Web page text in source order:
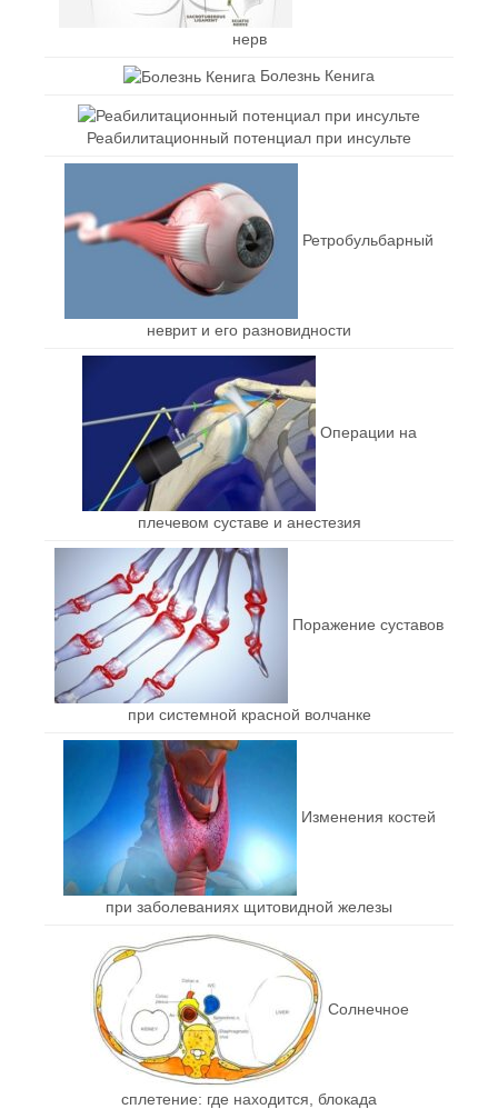
нерв
Болезнь Кенига
Реабилитационный потенциал при инсульте
Ретробульбарный
неврит и его разновидности
Операции на
плечевом суставе и анестезия
Поражение суставов
при системной красной волчанке
Изменения костей
при заболеваниях щитовидной железы
Солнечное
сплетение: где находится, блокада